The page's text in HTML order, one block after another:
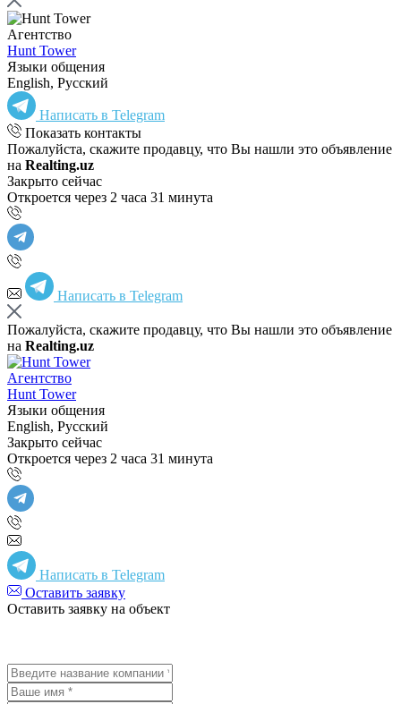
Агентство
Hunt Tower
Языки общения
English, Русский
Написать в Telegram
Показать контакты
Пожалуйста, скажите продавцу, что Вы нашли это объявление
на Realting.uz
Закрыто сейчас
Откроется через 2 часа 31 минута
Написать в Telegram
Пожалуйста, скажите продавцу, что Вы нашли это объявление
на Realting.uz
Агентство
Hunt Tower
Языки общения
English, Русский
Закрыто сейчас
Откроется через 2 часа 31 минута
Написать в Telegram
Оставить заявку
Оставить заявку на объект